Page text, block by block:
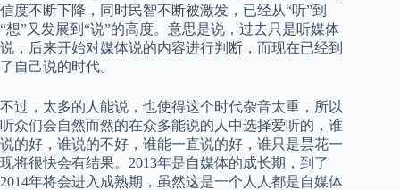
信度不断下降，同时民智不断被激发，已经从“听”到
“想”又发展到“说”的高度。意思是说，过去只是听媒体
说，后来开始对媒体说的内容进行判断，而现在已经到
了自己说的时代。
不过，太多的人能说，也使得这个时代杂音太重，所以
听众们会自然而然的在众多能说的人中选择爱听的，谁
说的好，谁说的不好，谁能一直说的好，谁只是昙花一
现将很快会有结果。2013年是自媒体的成长期，到了
2014年将会进入成熟期，虽然这是一个人人都是自媒体